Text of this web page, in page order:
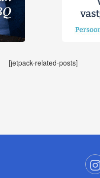
[jetpack-related-posts]